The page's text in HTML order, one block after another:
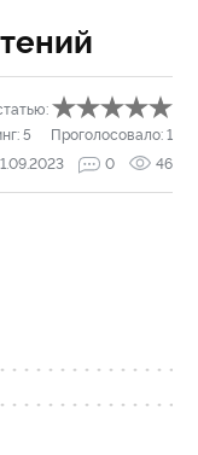
5 Проголосовало:1
0 46